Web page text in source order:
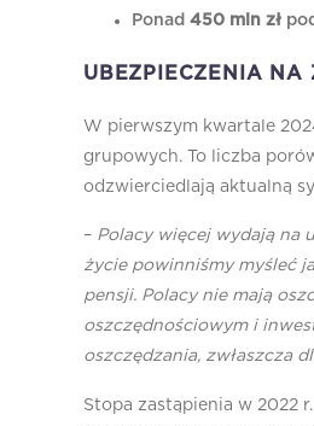
Ponad 450 mln zł
UBEZPIECZENIA NA
W pierwszym kwartale
grupowych. To liczba
odzwierciedlają aktualną
– Polacy więcej wydają na
życie powinniśmy myśleć
pensji. Polacy nie mają
oszczędnościowym i
oszczędzania, zwłaszcza
Stopa zastąpienia w 2022